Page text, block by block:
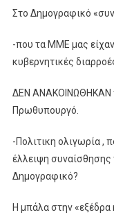
Στο Δημογραφικό
-που τα ΜΜΕ μας
κυβερνητικές
ΔΕΝ ΑΝΑΚΟΙΝΩΘΗΚΑΝ
Πρωθυπουργό.
-Πολιτικη ολιγωρία ,
έλλειψη συναίσθησης
Δημογραφικό?
Η μπάλα στην «εξέδρα